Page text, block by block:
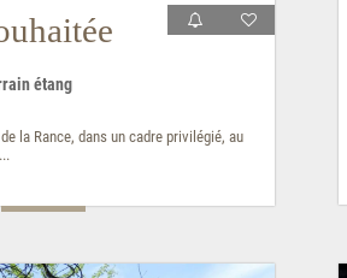
étang
la Rance, dans un cadre privilégié, au